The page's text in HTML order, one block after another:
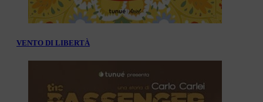
VENTO DI LIBERTÀ